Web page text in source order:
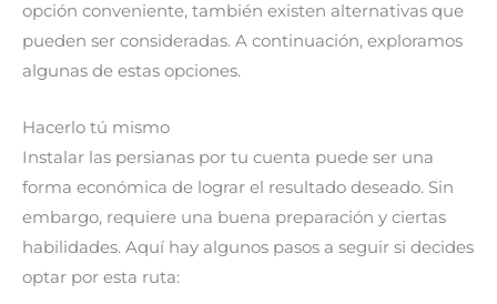
opción conveniente, también existen alternativas que
pueden ser consideradas. A continuación, exploramos
algunas de estas opciones.
Hacerlo tú mismo
Instalar las persianas por tu cuenta puede ser una
forma económica de lograr el resultado deseado. Sin
embargo, requiere una buena preparación y ciertas
habilidades. Aquí hay algunos pasos a seguir si decides
optar por esta ruta: